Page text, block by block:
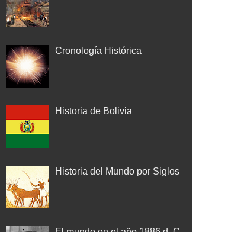
Cronología Histórica
Historia de Bolivia
Historia del Mundo por Siglos